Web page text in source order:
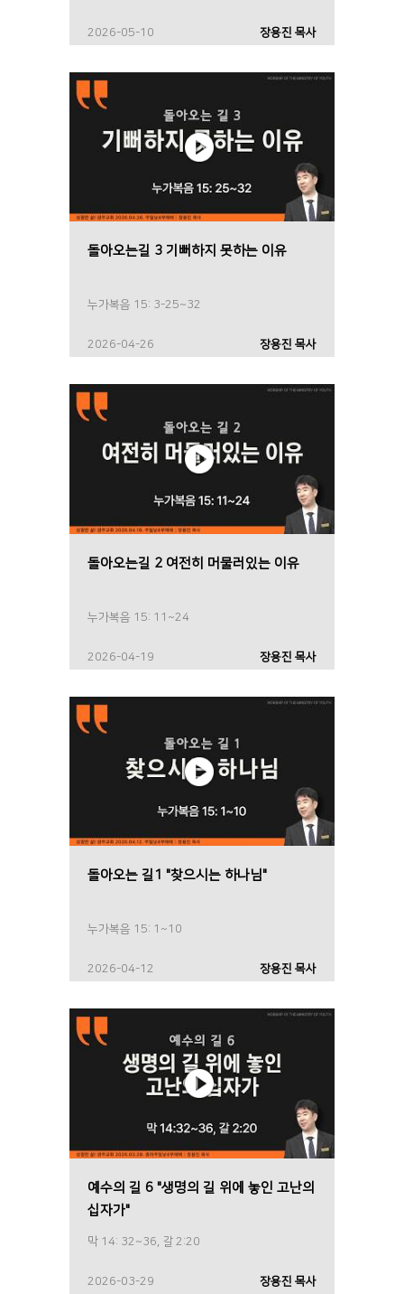
2026-05-10 장용진 목사
돌아오는길 3 기뻐하지 못하는 이유
누가복음 15: 3-25~32
2026-04-26 장용진 목사
돌아오는길 2 여전히 머물러있는 이유
누가복음 15: 11~24
2026-04-19 장용진 목사
돌아오는 길1 "찾으시는 하나님"
누가복음 15: 1~10
2026-04-12 장용진 목사
예수의 길 6 "생명의 길 위에 놓인 고난의
십자가"
막 14: 32~36, 갈 2:20
2026-03-29 장용진 목사